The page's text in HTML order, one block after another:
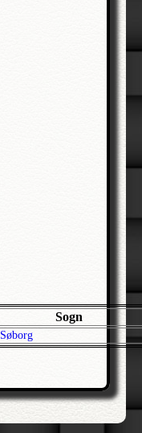
Sogn
Søborg